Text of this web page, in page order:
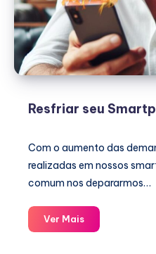
Resfriar seu
Com o aumento das
realizadas em nossos
comum nos depararmos…
Ver MaisResfriar
seu